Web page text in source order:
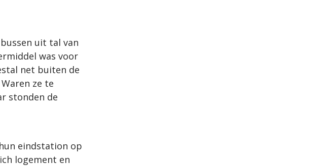
uit tal van
was voor
net buiten de
ze te
stonden de
eindstation op
logement en